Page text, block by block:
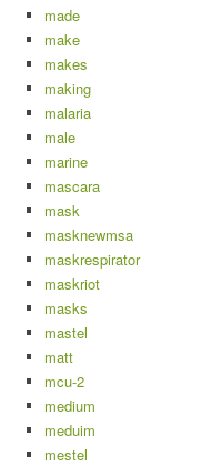
made
make
makes
making
malaria
male
marine
mascara
mask
masknewmsa
maskrespirator
maskriot
masks
mastel
matt
mcu-2
medium
meduim
mestel